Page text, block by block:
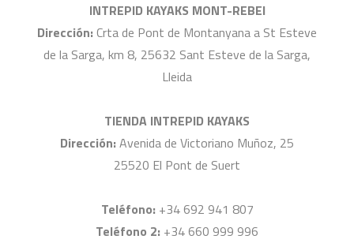
INTREPID KAYAKS MONT-REBEI
Dirección: Crta de Pont de Montanyana a St Esteve
de la Sarga, km 8, 25632 Sant Esteve de la Sarga,
Lleida
TIENDA INTREPID KAYAKS
Dirección: Avenida de Victoriano Muñoz, 25
25520 El Pont de Suert
Teléfono: +34 692 941 807
Teléfono 2: +34 660 999 996